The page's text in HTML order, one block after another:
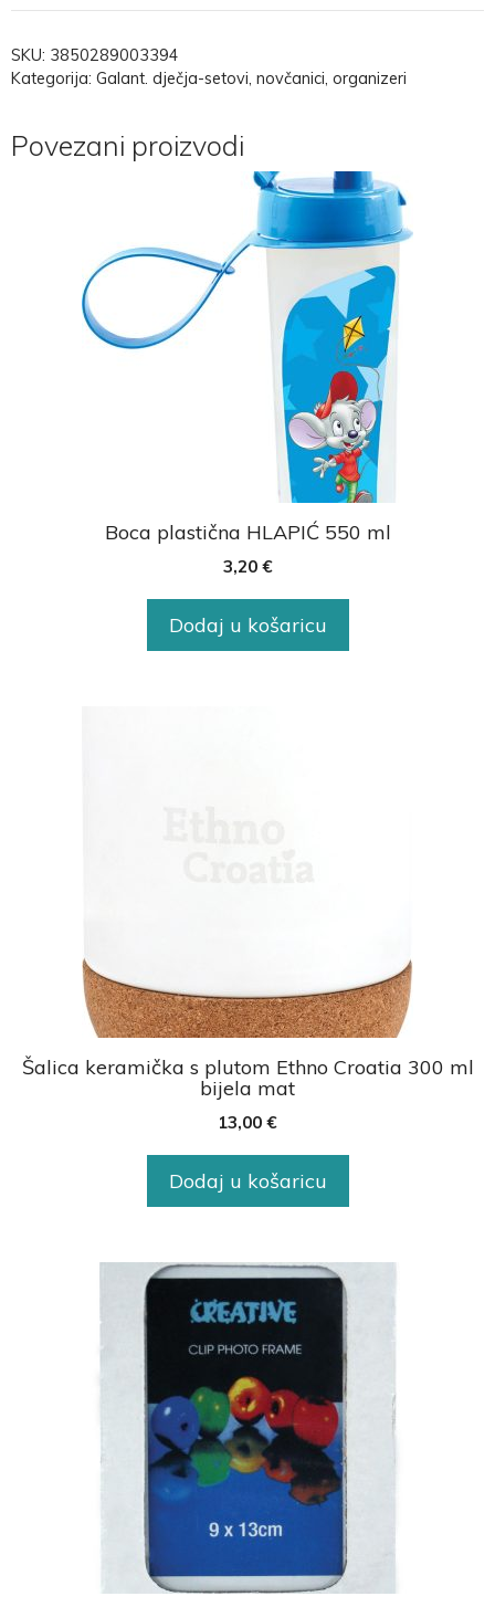
SKU: 3850289003394
Kategorija: Galant. dječja-setovi, novčanici, organizeri
Povezani proizvodi
Boca plastična HLAPIĆ 550 ml
3,20 €
Dodaj u košaricu
Šalica keramička s plutom Ethno Croatia 300 ml
bijela mat
13,00 €
Dodaj u košaricu